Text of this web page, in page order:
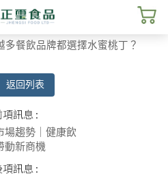
多餐飲品牌都選擇水蜜桃丁？
返回列表
項訊息 :
場趨勢｜健康飲
動新商機
項訊息 :